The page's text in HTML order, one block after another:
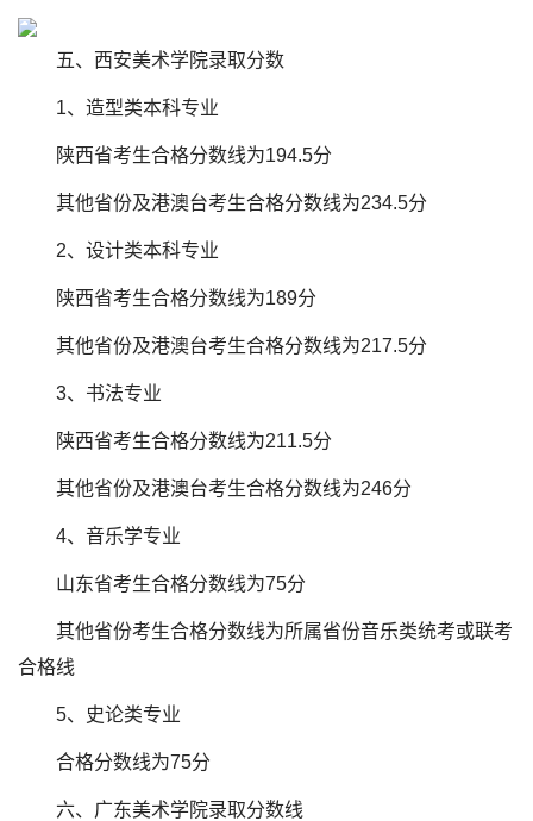
五、西安美术学院录取分数
1、造型类本科专业
陕西省考生合格分数线为194.5分
其他省份及港澳台考生合格分数线为234.5分
2、设计类本科专业
陕西省考生合格分数线为189分
其他省份及港澳台考生合格分数线为217.5分
3、书法专业
陕西省考生合格分数线为211.5分
其他省份及港澳台考生合格分数线为246分
4、音乐学专业
山东省考生合格分数线为75分
其他省份考生合格分数线为所属省份音乐类统考或联考
合格线
5、史论类专业
合格分数线为75分
六、广东美术学院录取分数线